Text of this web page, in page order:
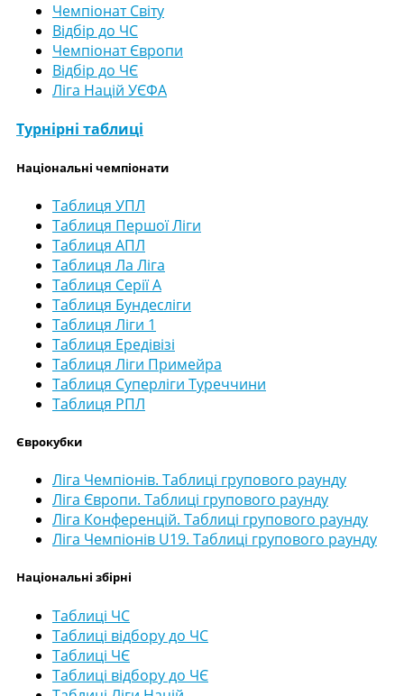
Чемпіонат Світу
Відбір до ЧС
Чемпіонат Європи
Відбір до ЧЄ
Ліга Націй УЄФА
Турнірні таблиці
Національні чемпіонати
Таблиця УПЛ
Таблиця Першої Ліги
Таблиця АПЛ
Таблиця Ла Ліга
Таблиця Серії А
Таблиця Бундесліги
Таблиця Ліги 1
Таблиця Ередівізі
Таблиця Ліги Примейра
Таблиця Суперліги Туреччини
Таблиця РПЛ
Єврокубки
Ліга Чемпіонів. Таблиці групового раунду
Ліга Європи. Таблиці групового раунду
Ліга Конференцій. Таблиці групового раунду
Ліга Чемпіонів U19. Таблиці групового раунду
Національні збірні
Таблиці ЧС
Таблиці відбору до ЧС
Таблиці ЧЄ
Таблиці відбору до ЧЄ